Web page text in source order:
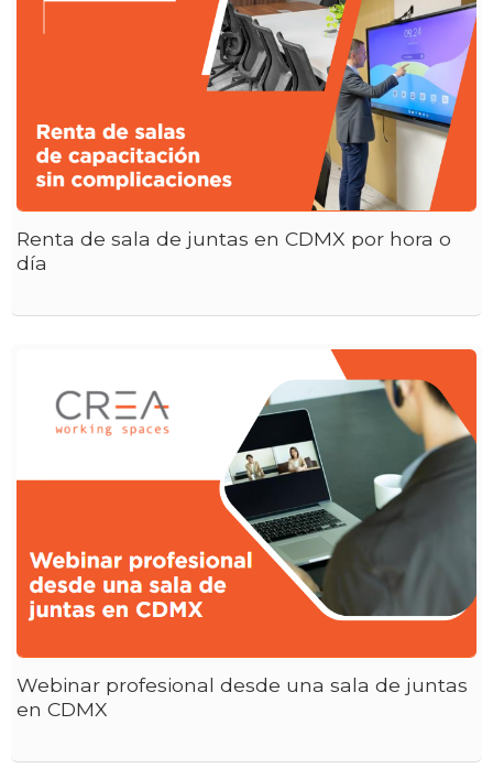
Renta de sala de juntas en CDMX por hora o
día
Webinar profesional desde una sala de juntas
en CDMX